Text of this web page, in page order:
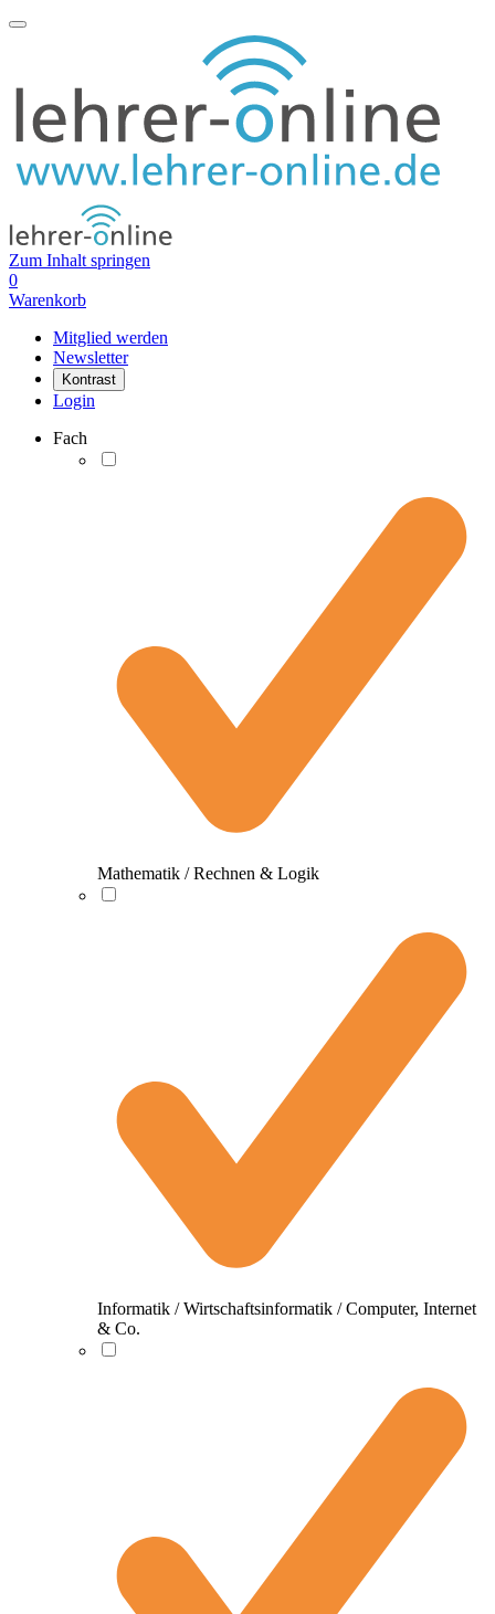
Zum Inhalt springen
0
Warenkorb
Mitglied werden
Newsletter
Kontrast
Login
Fach
Mathematik / Rechnen & Logik
Informatik / Wirtschaftsinformatik / Computer, Internet
& Co.